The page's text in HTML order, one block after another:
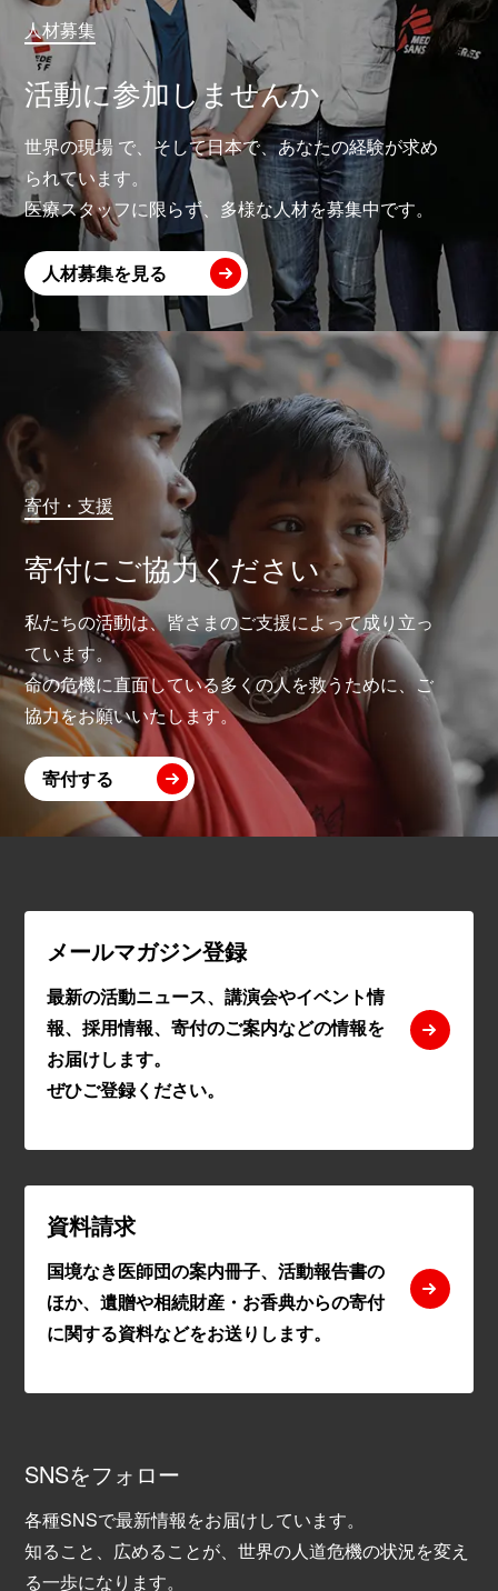
人材募集
活動に参加しませんか
世界の現場 で、そして日本で、あなたの経験が求め
られています。
医療スタッフに限らず、多様な人材を募集中です。
人材募集を見る
寄付・支援
寄付にご協力ください
私たちの活動は、皆さまのご支援によって成り立っ
ています。
命の危機に直面している多くの人を救うために、ご
協力をお願いいたします。
寄付する
メールマガジン登録
最新の活動ニュース、講演会やイベント情
報、採用情報、寄付のご案内などの情報を
お届けします。
ぜひご登録ください。
資料請求
国境なき医師団の案内冊子、活動報告書の
ほか、遺贈や相続財産・お香典からの寄付
に関する資料などをお送りします。
SNSをフォロー
各種SNSで最新情報をお届けしています。
知ること、広めることが、世界の人道危機の状況を変え
る一歩になります。